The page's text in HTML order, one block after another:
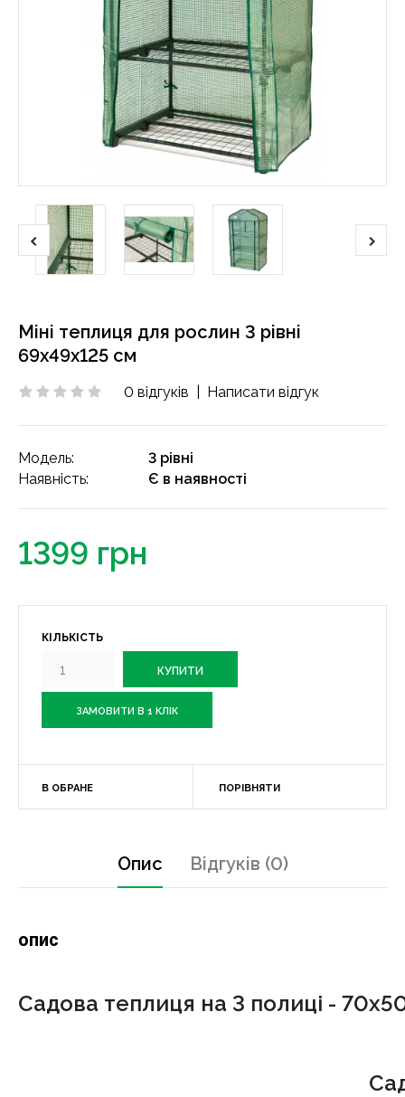
Міні теплиця для рослин 3 рівні
69x49x125 см
0 відгуків Написати відгук
Модель:
3 рівні
Наявність:
Є в наявності
1399 грн
КІЛЬКІСТЬ
ЗАМОВИТИ В 1 КЛІК
В ОБРАНЕ ПОРІВНЯТИ
Опис Відгуків (0)
опис
Садова теплиця на 3 полиці -